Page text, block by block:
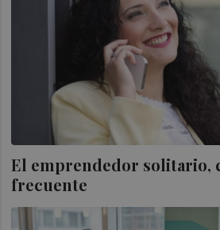
El emprendedor solitario,
frecuente